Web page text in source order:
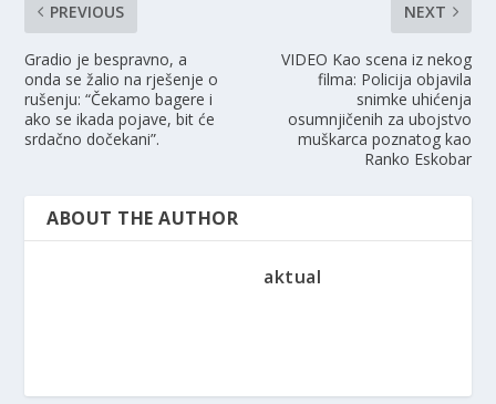
PREVIOUS
Gradio je bespravno, a
onda se žalio na rješenje o
rušenju: “Čekamo bagere i
ako se ikada pojave, bit će
srdačno dočekani”.
NEXT
VIDEO Kao scena iz nekog
filma: Policija objavila
snimke uhićenja
osumnjičenih za ubojstvo
muškarca poznatog kao
Ranko Eskobar
ABOUT THE AUTHOR
aktual